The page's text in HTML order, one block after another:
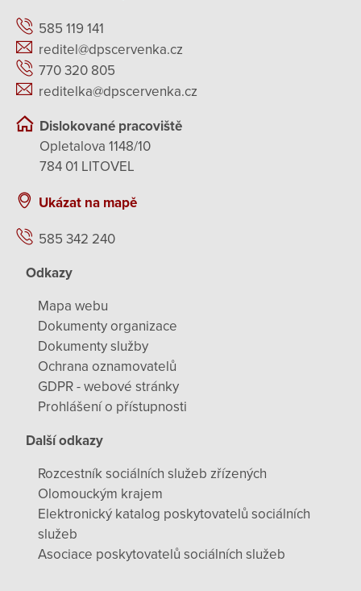
585 119 141
reditel@dpscervenka.cz
770 320 805
reditelka@dpscervenka.cz
Dislokované pracoviště
Opletalova 1148/10
784 01 LITOVEL
Ukázat na mapě
585 342 240
Odkazy
Mapa webu
Dokumenty organizace
Dokumenty služby
Ochrana oznamovatelů
GDPR - webové stránky
Prohlášení o přístupnosti
Další odkazy
Rozcestník sociálních služeb zřízených
Olomouckým krajem
Elektronický katalog poskytovatelů sociálních
služeb
Asociace poskytovatelů sociálních služeb